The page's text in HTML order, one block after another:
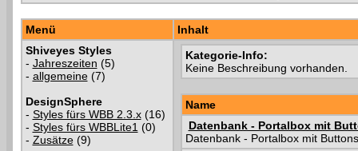
Menü
Inhalt
Shiveyes Styles
- Jahreszeiten (5)
- allgemeine(7)
DesignSphere
- Styles fürs WBB 2.3.x(16)
- Styles fürs WBBLite1 (0)
- Zusätze(9)
Kategorie-Info:
Keine Beschreibung vorhanden.
Name
Datenbank - Portalbox mit
Datenbank - Portalbox mit Buttons